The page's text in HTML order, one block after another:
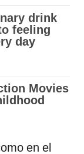
en el